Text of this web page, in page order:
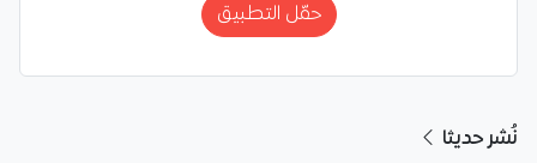
حمّل التطبيق
نُشر حديثا